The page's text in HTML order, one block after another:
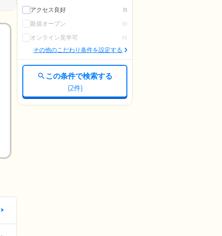
アクセス良好 (1)
新規オープン (0)
オンライン見学可 (0)
その他のこだわり条件を設定する
この条件で検索する
(2件)